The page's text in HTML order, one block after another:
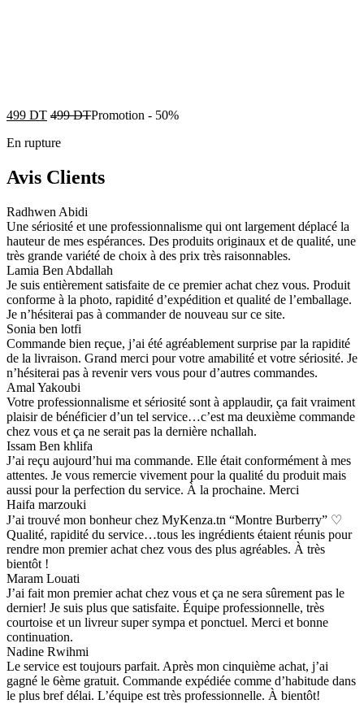
499 DT 499DTPromotion - 50%
En rupture
Avis Clients
Radhwen Abidi
Une sériosité et une professionnalisme qui ont largement déplacé la
hauteur de mes espérances. Des produits originaux et de qualité, une
très grande variété de choix à des prix très raisonnables.
Lamia Ben Abdallah
Je suis entièrement satisfaite de ce premier achat chez vous. Produit
conforme à la photo, rapidité d’expédition et qualité de l’emballage.
Je n’hésiterai pas à commander de nouveau sur ce site.
Sonia ben lotfi
Commande bien reçue, j’ai été agréablement surprise par la rapidité
de la livraison. Grand merci pour votre amabilité et votre sériosité. Je
n’hésiterai pas à revenir vers vous pour d’autres commandes.
Amal Yakoubi
Votre professionnalisme et sériosité sont à applaudir, ça fait vraiment
plaisir de bénéficier d’un tel service…c’est ma deuxième commande
chez vous et ça ne serait pas la dernière nchallah.
Issam Ben khlifa
J’ai reçu aujourd’hui ma commande. Elle était conformément à mes
attentes. Je vous remercie vivement pour la qualité du produit mais
aussi pour la perfection du service. À la prochaine. Merci
Haifa marzouki
J’ai trouvé mon bonheur chez MyKenza.tn “Montre Burberry” ♡
Qualité, rapidité du service…tous les ingrédients étaient réunis pour
rendre mon premier achat chez vous des plus agréables. À très
bientôt !
Maram Louati
J’ai fait mon premier achat chez vous et ça ne sera sûrement pas le
dernier! Je suis plus que satisfaite. Équipe professionnelle, très
courtoise et un livreur super sympa et ponctuel. Merci et bonne
continuation.
Nadine Rwihmi
Le service est toujours parfait. Après mon cinquième achat, j’ai
gagné le 6ème gratuit. Commande expédiée comme d’habitude dans
le plus bref délai. L’équipe est très professionnelle. À bientôt!